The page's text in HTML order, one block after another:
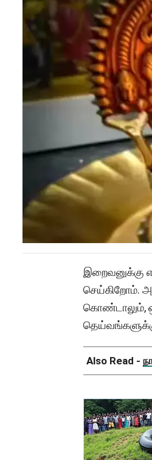
இறைவனுக்கு
செய்கிறோம்.
கொண்டாலும்,
Also Read -